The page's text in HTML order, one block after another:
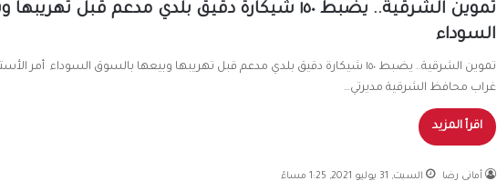
تموين الشرقية.. يضبط ١٥٠ شيكارة دقيق بلدي مدعم قبل
السوداء
تموين الشرقية.. يضبط ١٥٠ شيكارة دقيق بلدي مدعم قبل تهريبها وبيعها بالسوق السوداء أمر
غراب محافظ الشرقية مديرتي…
اقرأ المزيد
أماني رضا السبت, 31 يوليو 2021, 1:25 مساءً